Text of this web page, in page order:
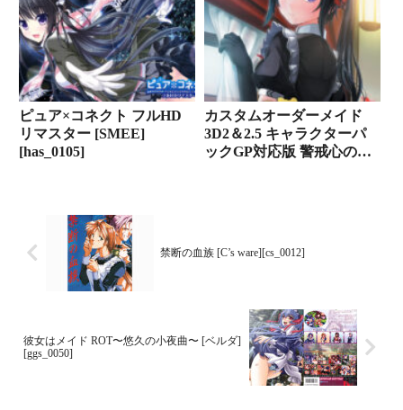
ピュア×コネクト フルHD
リマスター [SMEE]
[has_0105]
カスタムオーダーメイド
3D2＆2.5 キャラクターパ
ックGP対応版 警戒心の強
禁断の血族 [C’s ware][cs_0012]
彼女はメイド ROT〜悠久の小夜曲〜 [ベルダ]
[ggs_0050]